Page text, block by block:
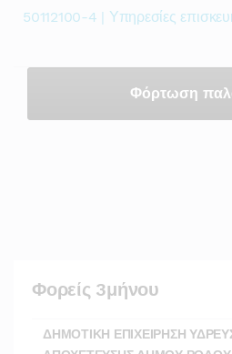
Φορείς 3μήνου
ΔΗΜΟΤΙΚΗ ΕΠΙΧΕΙΡΗΣΗ
50112100-4 | Υπηρεσίες
Φόρτωση